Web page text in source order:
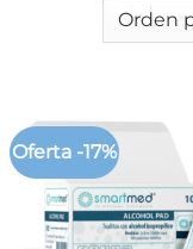
Oferta -17%